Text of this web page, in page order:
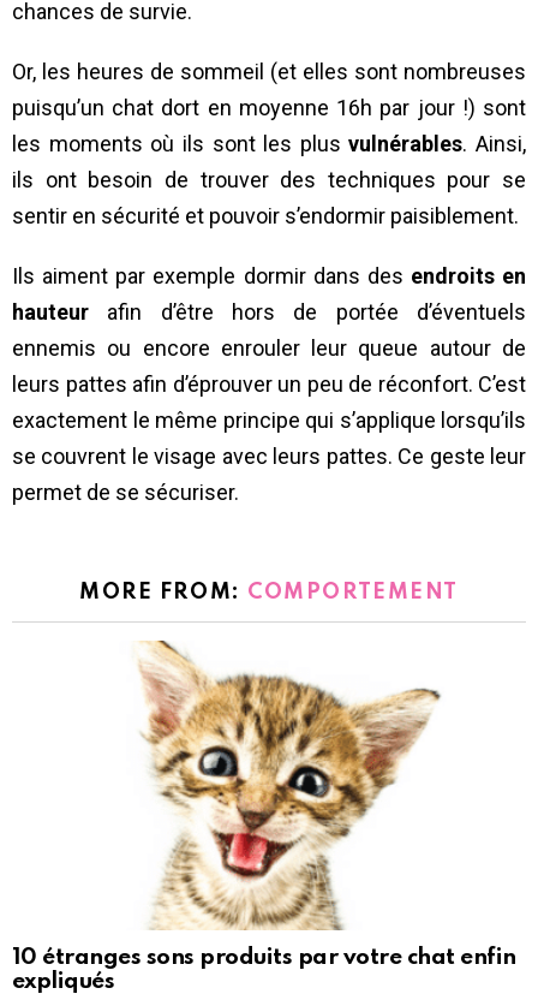
chances de survie.
Or, les heures de sommeil (et elles sont nombreuses
puisqu’un chat dort en moyenne 16h par jour !) sont
les moments où ils sont les plusvulnérables. Ainsi,
ils ont besoin de trouver des techniques pour se
sentir en sécurité et pouvoir s’endormir paisiblement.
Ils aiment par exemple dormir dans des endroits en
hauteur afin d’être hors de portée d’éventuels
ennemis ou encore enrouler leur queue autour de
leurs pattes afin d’éprouver un peu de réconfort. C’est
exactement le même principe qui s’applique lorsqu’ils
se couvrent le visage avec leurs pattes. Ce geste leur
permet de se sécuriser.
MORE FROM: COMPORTEMENT
10 étranges sons produits par votre chat enfin
expliqués